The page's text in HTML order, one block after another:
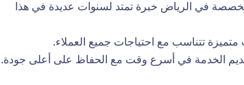
في الرياض خبرة تمتد لسنوات عديدة في هذا
تتناسب مع احتياجات جميع العملاء.
الخدمة في أسرع وقت مع الحفاظ على أعلى جودة.